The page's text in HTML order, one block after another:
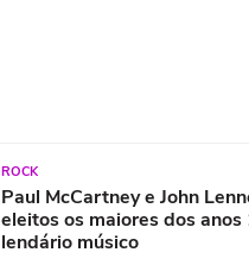
ROCK
Paul McCartney e John
eleitos os maiores dos
lendário músico